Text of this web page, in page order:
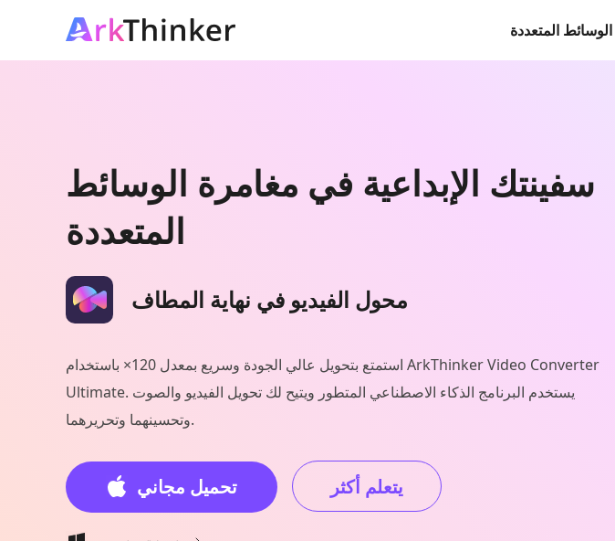
الوسائط المتعددة
سفينتك الإبداعية في مغامرة الوسائط
المتعددة
محول الفيديو في نهاية المطاف
استمتع بتحويل عالي الجودة وسريع بمعدل 120× باستخدام ArkThinker Video Converter
Ultimate. يستخدم البرنامج الذكاء الاصطناعي المتطور ويتيح لك تحويل الفيديو والصوت
وتحسينهما وتحريرهما.
تحميل مجاني يتعلم أكثر